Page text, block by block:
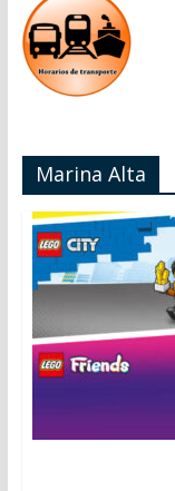
Marina Alta